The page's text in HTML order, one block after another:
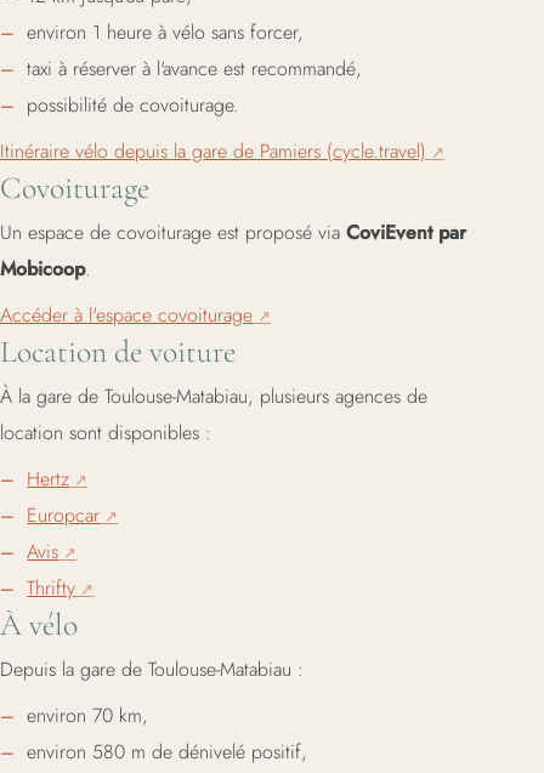
environ 1 heure à vélo sans forcer,
taxi à réserver à l'avance est recommandé,
possibilité de covoiturage.
Itinéraire vélo depuis la gare de Pamiers (cycle.travel)
Covoiturage
Un espace de covoiturage est proposé via CoviEvent par
Mobicoop.
Accéder à l'espace covoiturage
Location de voiture
À la gare de Toulouse-Matabiau, plusieurs agences de
location sont disponibles :
Hertz
Europcar
Avis
Thrifty
À vélo
Depuis la gare de Toulouse-Matabiau :
environ 70 km,
environ 580 m de dénivelé positif,